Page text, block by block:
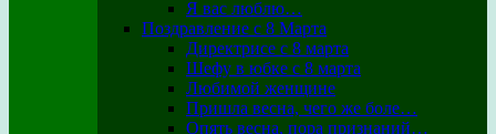
Я вас люблю…
Поздравление с 8 Марта
Директрисе с 8 марта
Шефу в юбке с 8 марта
Любимой женщине
Пришла весна, чего же боле…
Опять весна, пора признаний…